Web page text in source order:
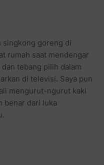
singkong goreng di
rumah saat mendengar
tebang pilih dalam
di televisi. Saya pun
mengurut-ngurut kaki
benar dari luka